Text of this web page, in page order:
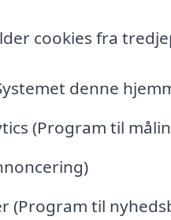
cookies fra
denne
(Program til
(Program til